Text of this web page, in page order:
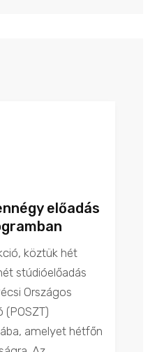
előadás
köztük hét
stúdióelőadás
Országos
(POSZT)
amelyet hétfőn